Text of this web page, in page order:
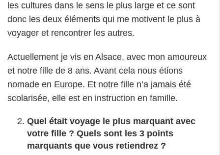
les cultures dans le sens le plus large et ce sont
donc les deux éléments qui me motivent le plus à
voyager et rencontrer les autres.
Actuellement je vis en Alsace, avec mon amoureux
et notre fille de 8 ans. Avant cela nous étions
nomade en Europe. Et notre fille n’a jamais été
scolarisée, elle est en instruction en famille.
Quel était voyage le plus marquant avec
votre fille ? Quels sont les 3 points
marquants que vous retiendrez ?